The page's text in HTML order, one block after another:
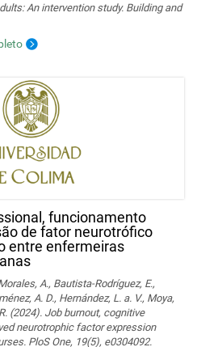
An intervention study. Building and
funcionamento
de fator neurotrófico
entre enfermeiras
A., Bautista-Rodríguez, E.,
A. D., Hernández, L. a. V., Moya,
(2024). Job burnout, cognitive
neurotrophic factor expression
PloS One, 19(5), e0304092.